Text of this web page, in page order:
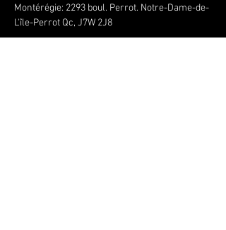
Montérégie: 2293 boul. Perrot. Notre-Dame-de-
L'île-Perrot Qc, J7W 2J8